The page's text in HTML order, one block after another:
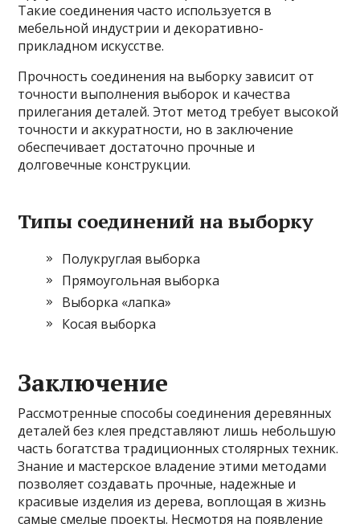
Такие соединения часто используется в
мебельной индустрии и декоративно-
прикладном искусстве.
Прочность соединения на выборку зависит от
точности выполнения выборок и качества
прилегания деталей. Этот метод требует высокой
точности и аккуратности, но в заключение
обеспечивает достаточно прочные и
долговечные конструкции.
Типы соединений на выборку
Полукруглая выборка
Прямоугольная выборка
Выборка «лапка»
Косая выборка
Заключение
Рассмотренные способы соединения деревянных
деталей без клея представляют лишь небольшую
часть богатства традиционных столярных техник.
Знание и мастерское владение этими методами
позволяет создавать прочные, надежные и
красивые изделия из дерева, воплощая в жизнь
самые смелые проекты. Несмотря на появление